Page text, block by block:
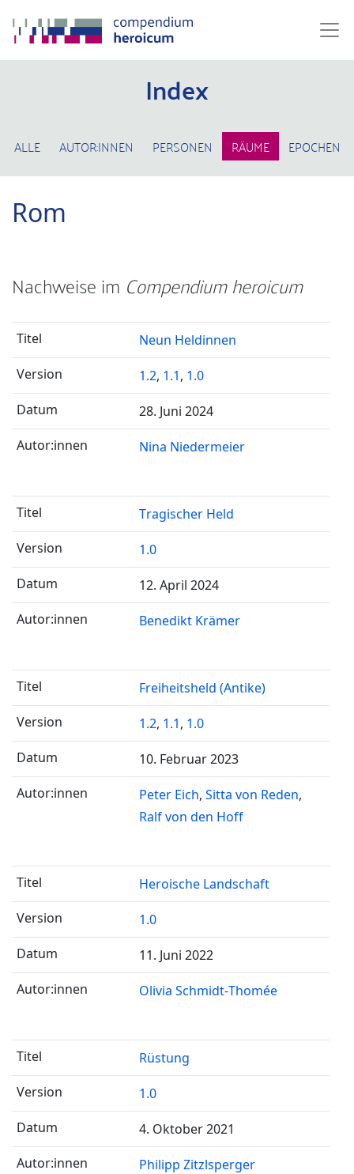
Index
ALLE AUTOR:INNEN PERSONEN RÄUME EPOCHEN
Rom
Nachweise im Compendium heroicum
Neun Heldinnen
1.2, 1.1, 1.0
28. Juni 2024
Nina Niedermeier
Tragischer Held
1.0
12. April 2024
Benedikt Krämer
Freiheitsheld (Antike)
1.2, 1.1, 1.0
10. Februar 2023
Peter Eich Sitta von Reden
Ralf von den Hoff
Heroische Landschaft
1.0
11. Juni 2022
Olivia Schmidt-Thomée
Rüstung
1.0
4. Oktober 2021
Philipp Zitzlsperger